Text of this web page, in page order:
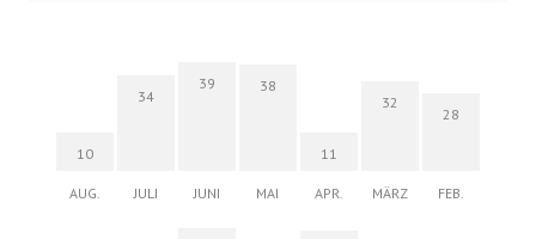
10
AUG.
34
JULI
39
JUNI
38
MAI
11
APR.
32
MÄRZ
28
FEB.